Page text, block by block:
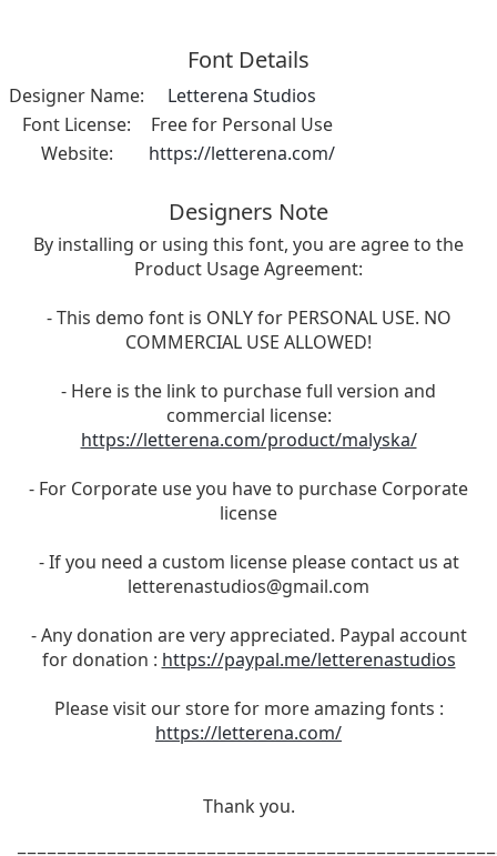
Font Details
Designer Name:
Letterena Studios
Font License:
Free for Personal Use
Website:
https://letterena.com/
Designers Note
By installing or using this font, you are agree to the
Product Usage Agreement:
- This demo font is ONLY for PERSONAL USE. NO
COMMERCIAL USE ALLOWED!
- Here is the link to purchase full version and
commercial license:
https://letterena.com/product/malyska/
- For Corporate use you have to purchase Corporate
license
- If you need a custom license please contact us at
letterenastudios@gmail.com
- Any donation are very appreciated. Paypal account
for donation : https://paypal.me/letterenastudios
Please visit our store for more amazing fonts :
https://letterena.com/
Thank you.